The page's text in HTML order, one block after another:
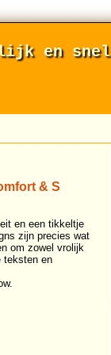
en snel
& S
en een tikkeltje
zijn precies wat
om zowel vrolijk
teksten en